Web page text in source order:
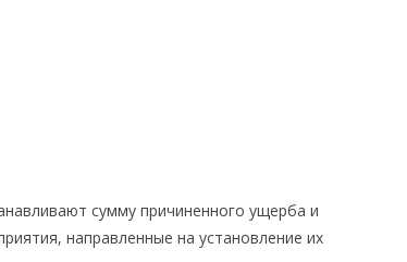
сумму причиненного ущерба и
направленные на установление их